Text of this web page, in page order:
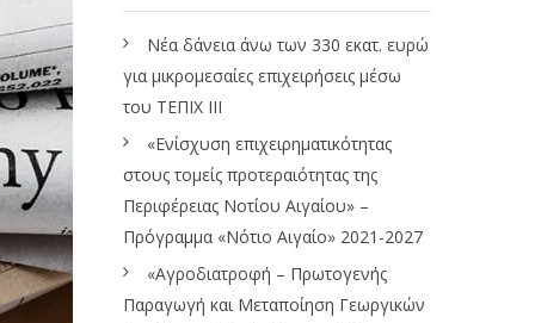
Νέα δάνεια άνω των 330 εκατ. ευρώ
για μικρομεσαίες επιχειρήσεις μέσω
του ΤΕΠΙΧ ΙΙΙ
«Ενίσχυση επιχειρηματικότητας
στους τομείς προτεραιότητας της
Περιφέρειας Νοτίου Αιγαίου» –
Πρόγραμμα «Νότιο Αιγαίο» 2021-2027
«Αγροδιατροφή – Πρωτογενής
Παραγωγή και Μεταποίηση Γεωργικών